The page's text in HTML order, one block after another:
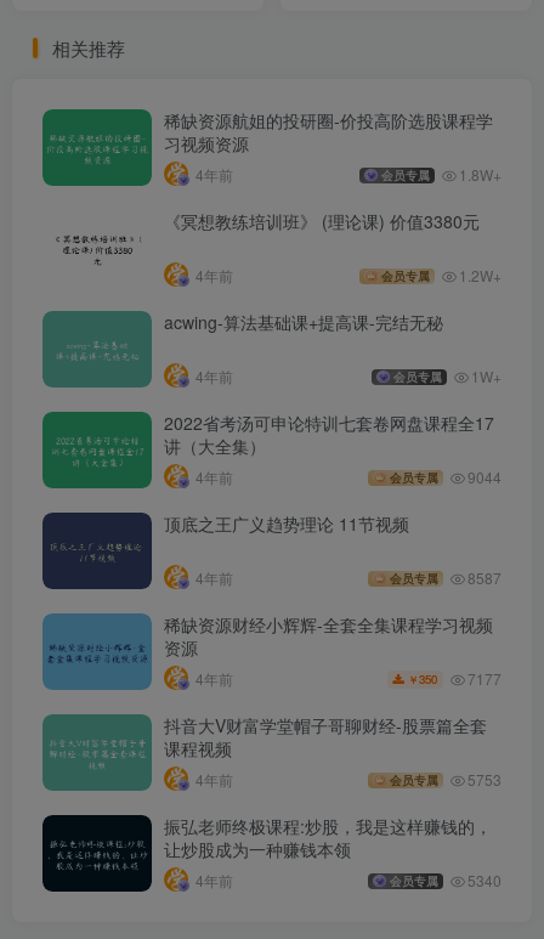
相关推荐
稀缺资源航姐的投研圈-价投高阶选股课程学
习视频资源
4年前 会员专属 1.8W+
《冥想教练培训班》 (理论课) 价值3380元
4年前 会员专属 1.2W+
acwing-算法基础课+提高课-完结无秘
4年前 会员专属 1W+
2022省考汤可申论特训七套卷网盘课程全17
讲（大全集）
4年前 会员专属 9044
顶底之王广义趋势理论 11节视频
4年前 会员专属 8587
稀缺资源财经小辉辉-全套全集课程学习视频
资源
4年前 ￥350 7177
抖音大V财富学堂帽子哥聊财经-股票篇全套
课程视频
4年前 会员专属 5753
振弘老师终极课程:炒股，我是这样赚钱的，
让炒股成为一种赚钱本领
4年前 会员专属 5340